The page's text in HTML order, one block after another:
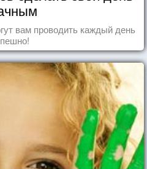
вам проводить каждый день